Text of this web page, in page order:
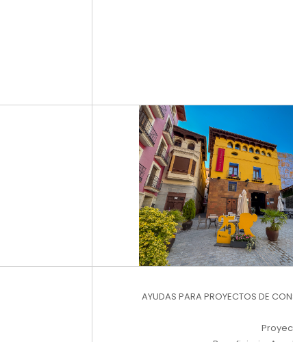
AYUDAS PARA PROYECTOS DE